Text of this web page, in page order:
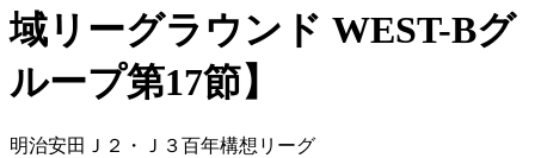
域リーグラウンド WEST-Bグ
ループ第17節】
明治安田Ｊ２・Ｊ３百年構想リーグ